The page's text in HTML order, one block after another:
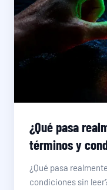
¿Qué pasa
términos y
¿Qué pasa
condiciones sin